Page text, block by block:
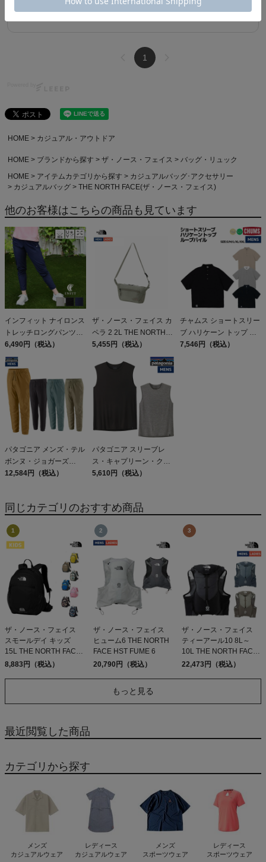
参考になった️ 0
1
HOME カジュアル・アウトドア
HOME ブランドから探す ザ・ノース・フェイス
バッグ・リュック
HOME
アイテムカテゴリから探す
カジュアルバッグ･アクセサリー
カジュアルバッグ
THE NORTH FACE(ザ・ノース・フェイス)
他のお客様はこちらの商品も見ています
インフィット ナイロンス
トレッチロングパンツ
INFIT
6,490円（税込）
ザ・ノース・フェイス カ
ペラ 2 2L THE NORTH
FACE CAPELLA
5,455円（税込）
チャムス ショートスリー
ブ ハリケーン トップ ル
ープパイル オーバーサイ
7,546円（税込）
パタゴニア メンズ・テル
ボンヌ・ジョガーズ
PATAGONIA MS
12,584円（税込）
パタゴニア スリーブレ
ス・キャプリーン・クー
ル・デイリー・シャツ
Shirt
5,610円（税込）
同じカテゴリのおすすめ商品
ザ・ノース・フェイス
スモールデイ キッズ
15L THE NORTH FACE
Small Day
8,883円（税込）
ザ・ノース・フェイス
ヒューム6 THE NORTH
FACE HST FUME 6
20,790円（税込）
ザ・ノース・フェイス
ティーアール10 8L～
10L THE NORTH FACE
TR 10
22,473円（税込）
もっと見る
最近閲覧した商品
カテゴリから探す
メンズ
カジュアルウェア
レディース
カジュアルウェア
メンズ
スポーツウェア
レディース
スポーツウェア